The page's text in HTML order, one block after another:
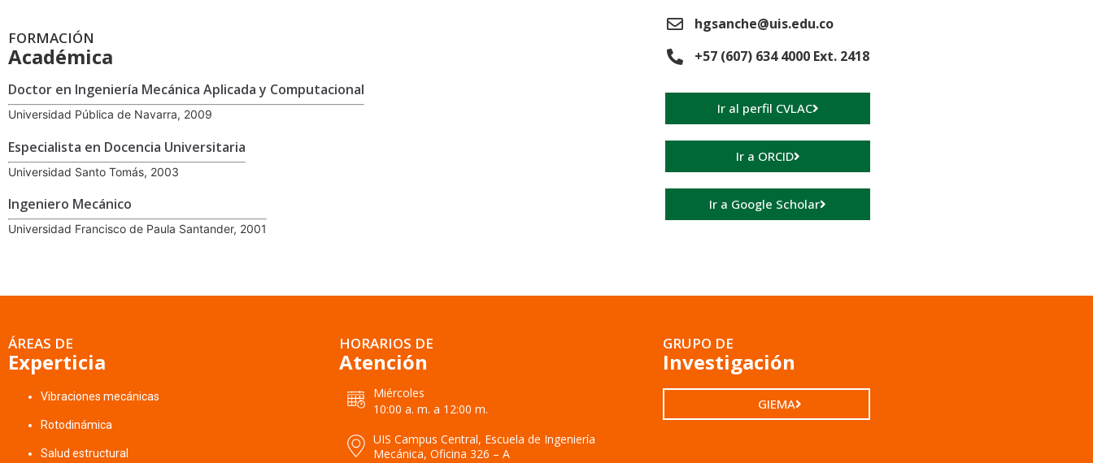
FORMACIÓN
Académica
Doctor en Ingeniería Mecánica Aplicada y Computacional
Universidad Pública de Navarra, 2009
Especialista en Docencia Universitaria
Universidad Santo Tomás, 2003
Ingeniero Mecánico
Universidad Francisco de Paula Santander, 2001
hgsanche@uis.edu.co
+57 (607) 634 4000 Ext. 2418
Ir al perfil CVLAC
Ir a ORCID
Ir a Google Scholar
ÁREAS DE
Experticia
Vibraciones mecánicas
Rotodinámica
Salud estructural
HORARIOS DE
Atención
Miércoles
10:00 a. m. a 12:00 m.
UIS Campus Central, Escuela de Ingeniería
Mecánica, Oficina 326 – A
GRUPO DE
Investigación
GIEMA